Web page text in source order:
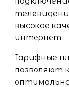
высокое
интернет.
Тарифные
позволяют